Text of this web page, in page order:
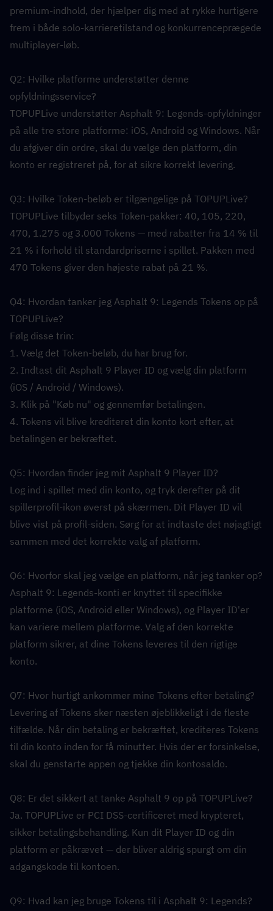
premium-indhold, der hjælper dig med at rykke hurtigere
frem i både solo-karrieretilstand og konkurrenceprægede
multiplayer-løb.
Q2: Hvilke platforme understøtter denne
opfyldningsservice?
TOPUPLive understøtter Asphalt 9: Legends-opfyldninger
på alle tre store platforme: iOS, Android og Windows. Når
du afgiver din ordre, skal du vælge den platform, din
konto er registreret på, for at sikre korrekt levering.
Q3: Hvilke Token-beløb er tilgængelige på TOPUPLive?
TOPUPLive tilbyder seks Token-pakker: 40, 105, 220,
470, 1.275 og 3.000 Tokens — med rabatter fra 14 % til
21 % i forhold til standardpriserne i spillet. Pakken med
470 Tokens giver den højeste rabat på 21 %.
Q4: Hvordan tanker jeg Asphalt 9: Legends Tokens op på
TOPUPLive?
Følg disse trin:
1. Vælg det Token-beløb, du har brug for.
2. Indtast dit Asphalt 9 Player ID og vælg din platform
(iOS / Android / Windows).
3. Klik på "Køb nu" og gennemfør betalingen.
4. Tokens vil blive krediteret din konto kort efter, at
betalingen er bekræftet.
Q5: Hvordan finder jeg mit Asphalt 9 Player ID?
Log ind i spillet med din konto, og tryk derefter på dit
spillerprofil-ikon øverst på skærmen. Dit Player ID vil
blive vist på profil-siden. Sørg for at indtaste det nøjagtigt
sammen med det korrekte valg af platform.
Asphalt 9: Legends-konti er knyttet til specifikke
platforme (iOS, Android eller Windows), og Player ID'er
kan variere mellem platforme. Valg af den korrekte
platform sikrer, at dine Tokens leveres til den rigtige
konto.
Q7: Hvor hurtigt ankommer mine Tokens efter betaling?
Levering af Tokens sker næsten øjeblikkeligt i de fleste
tilfælde. Når din betaling er bekræftet, krediteres Tokens
til din konto inden for få minutter. Hvis der er forsinkelse,
skal du genstarte appen og tjekke din kontosaldo.
Q8: Er det sikkert at tanke Asphalt 9 op på TOPUPLive?
Ja. TOPUPLive er PCI DSS-certificeret med krypteret,
sikker betalingsbehandling. Kun dit Player ID og din
platform er påkrævet — der bliver aldrig spurgt om din
adgangskode til kontoen.
Q9: Hvad kan jeg bruge Tokens til i Asphalt 9: Legends?